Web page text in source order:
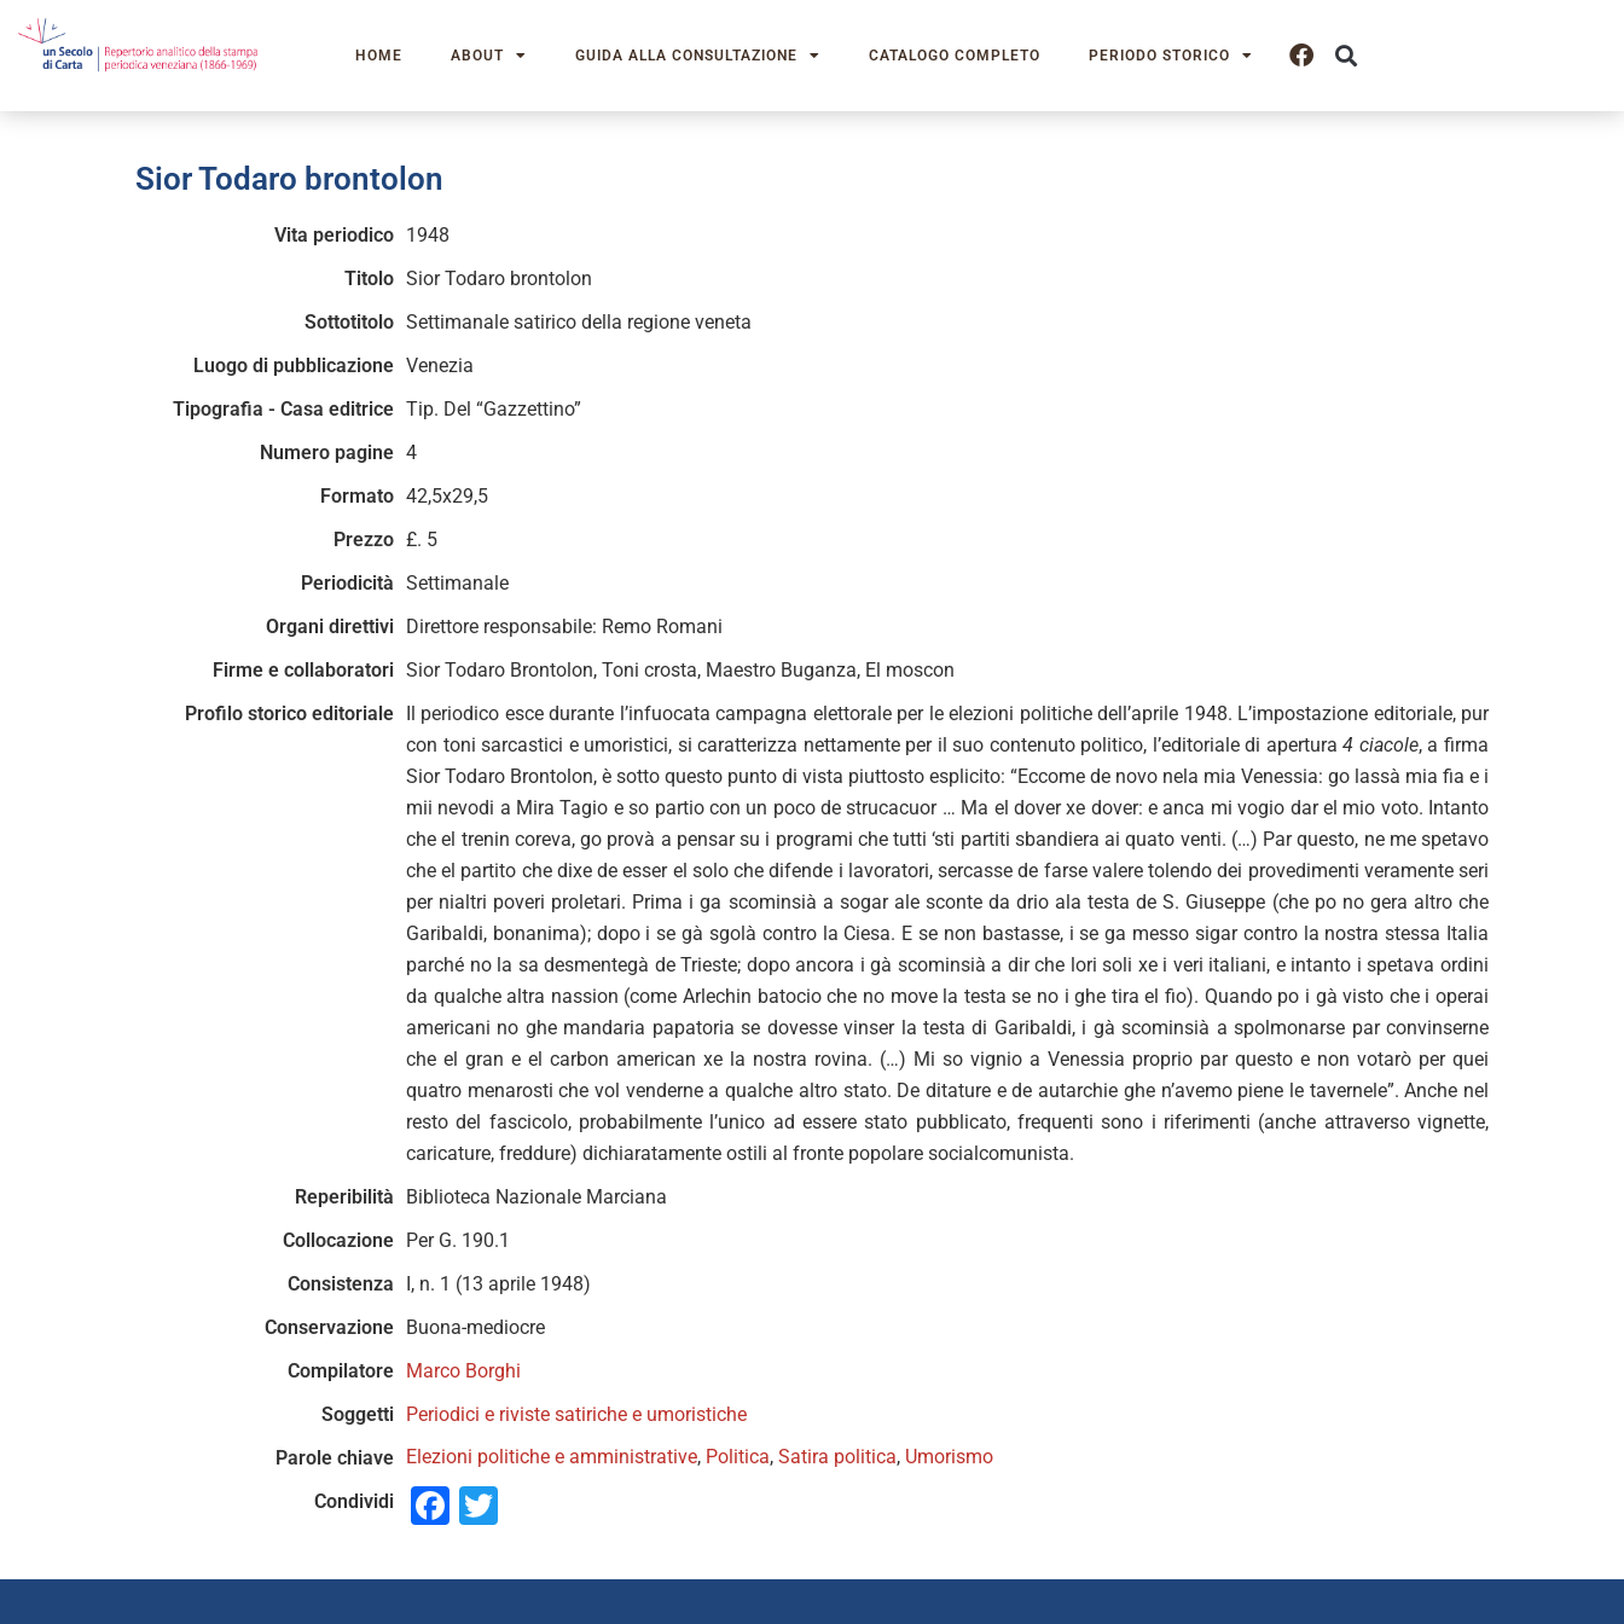
HOME ABOUT GUIDA ALLA CONSULTAZIONE CATALOGO COMPLETO PERIODO STORICO
Sior Todaro brontolon
Vita periodico 1948
Titolo Sior Todaro brontolon
Sottotitolo Settimanale satirico della regione veneta
Luogo di pubblicazione Venezia
Tipografia - Casa editrice Tip. Del “Gazzettino”
Numero pagine 4
Formato 42,5x29,5
Prezzo £. 5
Periodicità Settimanale
Organi direttivi Direttore responsabile: Remo Romani
Firme e collaboratori Sior Todaro Brontolon, Toni crosta, Maestro Buganza, El moscon
Profilo storico editoriale Il periodico esce durante l’infuocata campagna elettorale per le elezioni politiche dell’aprile 1948. L’impostazione editoriale, pur
con toni sarcastici e umoristici, si caratterizza nettamente per il suo contenuto politico, l’editoriale di apertura4 ciacole, a firma
Sior Todaro Brontolon, è sotto questo punto di vista piuttosto esplicito: “Eccome de novo nela mia Venessia: go lassà mia fia e i
mii nevodi a Mira Tagio e so partio con un poco de strucacuor … Ma el dover xe dover: e anca mi vogio dar el mio voto. Intanto
che el trenin coreva, go provà a pensar su i programi che tutti ‘sti partiti sbandiera ai quato venti. (…) Par questo, ne me spetavo
che el partito che dixe de esser el solo che difende i lavoratori, sercasse de farse valere tolendo dei provedimenti veramente seri
per nialtri poveri proletari. Prima i ga scominsià a sogar ale sconte da drio ala testa de S. Giuseppe (che po no gera altro che
Garibaldi, bonanima); dopo i se gà sgolà contro la Ciesa. E se non bastasse, i se ga messo sigar contro la nostra stessa Italia
parché no la sa desmentegà de Trieste; dopo ancora i gà scominsià a dir che lori soli xe i veri italiani, e intanto i spetava ordini
da qualche altra nassion (come Arlechin batocio che no move la testa se no i ghe tira el fio). Quando po i gà visto che i operai
americani no ghe mandaria papatoria se dovesse vinser la testa di Garibaldi, i gà scominsià a spolmonarse par convinserne
che el gran e el carbon american xe la nostra rovina. (…) Mi so vignio a Venessia proprio par questo e non votarò per quei
quatro menarosti che vol venderne a qualche altro stato. De ditature e de autarchie ghe n’avemo piene le tavernele”. Anche nel
resto del fascicolo, probabilmente l’unico ad essere stato pubblicato, frequenti sono i riferimenti (anche attraverso vignette,
caricature, freddure) dichiaratamente ostili al fronte popolare socialcomunista.
Reperibilità
Biblioteca Nazionale Marciana
Collocazione Per G. 190.1
Consistenza
I, n. 1 (13 aprile 1948)
Conservazione Buona-mediocre
Compilatore Marco Borghi
Soggetti Periodici e riviste satiriche e umoristiche
Parole chiave Elezioni politiche e amministrative, Politica, Satira politica, Umorismo
Condividi
Facebook